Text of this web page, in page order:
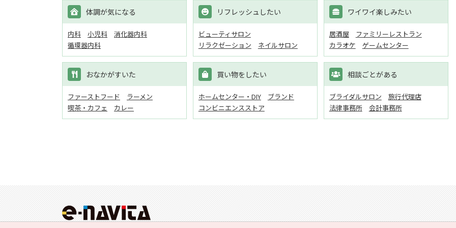
体調が気になる
内科 小児科
消化器内科
循環器内科
リフレッシュしたい
ビューティサロン
リラクゼーション
ネイルサロン
ワイワイ楽しみたい
居酒屋
ファミリーレストラン
カラオケ
ゲームセンター
おなかがすいた
ファーストフード
ラーメン
喫茶・カフェ
カレー
買い物をしたい
ホームセンター・DIY
ブランド
コンビニエンスストア
相談ごとがある
ブライダルサロン
旅行代理店
法律事務所
会計事務所